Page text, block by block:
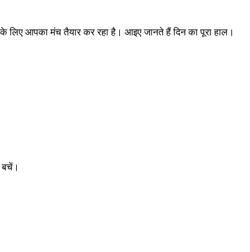
आपका मंच तैयार कर रहा है। आइए जानते हैं दिन का पूरा हाल।
बचें।